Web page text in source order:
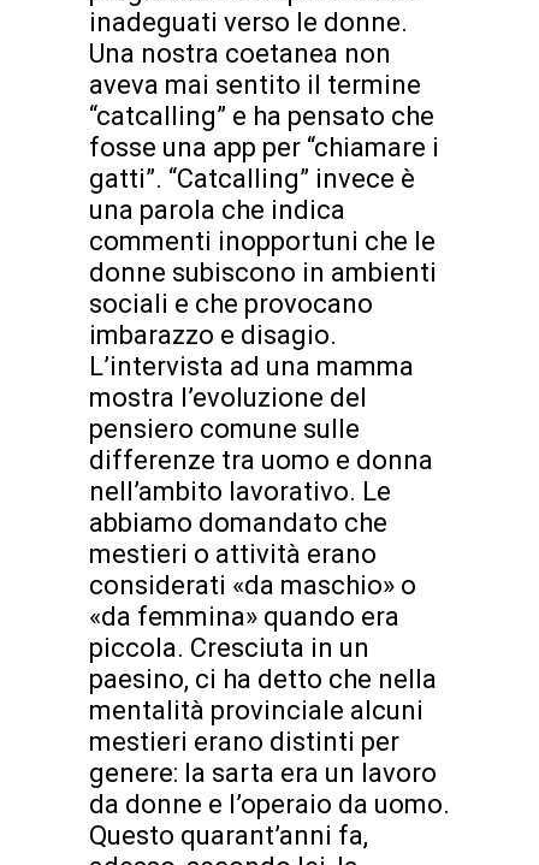
inadeguati verso le donne.
Una nostra coetanea non
aveva mai sentito il termine
“catcalling” e ha pensato che
fosse una app per “chiamare i
gatti”. “Catcalling” invece è
una parola che indica
commenti inopportuni che le
donne subiscono in ambienti
sociali e che provocano
imbarazzo e disagio.
L’intervista ad una mamma
mostra l’evoluzione del
pensiero comune sulle
differenze tra uomo e donna
nell’ambito lavorativo. Le
abbiamo domandato che
mestieri o attività erano
considerati «da maschio» o
«da femmina» quando era
piccola. Cresciuta in un
paesino, ci ha detto che nella
mentalità provinciale alcuni
mestieri erano distinti per
genere: la sarta era un lavoro
da donne e l’operaio da uomo.
Questo quarant’anni fa,